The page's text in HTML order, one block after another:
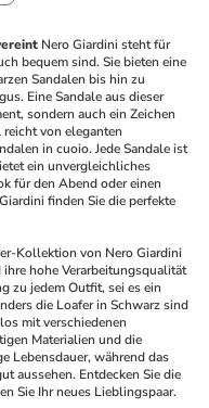
Nero Giardini steht für
bequem sind. Sie bieten eine
Sandalen bis hin zu
Eine Sandale aus dieser
sondern auch ein Zeichen
von eleganten
in cuoio. Jede Sandale ist
ein unvergleichliches
für den Abend oder einen
finden Sie die perfekte
Kollektion von Nero Giardini
hohe Verarbeitungsqualität
zu jedem Outfit, sei es ein
die Loafer in Schwarz sind
mit verschiedenen
Materialien und die
Lebensdauer, während das
aussehen. Entdecken Sie die
Sie Ihr neues Lieblingspaar.